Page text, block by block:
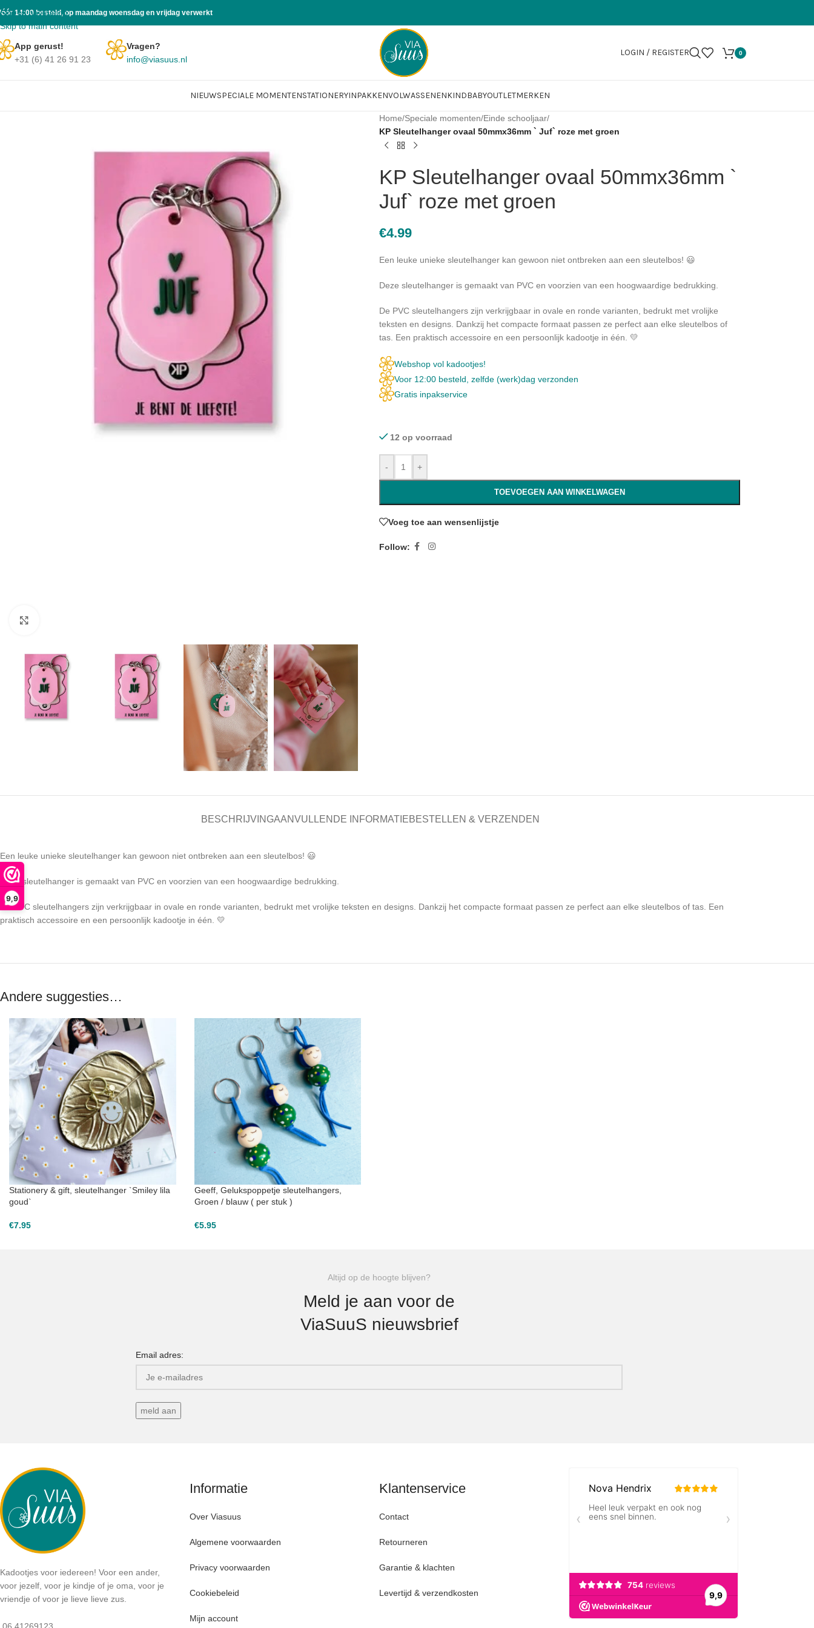
9,9
Skip to navigation
Skip to main content
14:00 besteld, op maandag woensdag en vrijdag verwerkt
App gerust!
+31 (6) 41 26 91 23
Vragen?
info@viasuus.nl
LOGIN / REGISTER 0
NIEUWSPECIALE MOMENTENSTATIONERYINPAKKENVOLWASSENENKINDBABYOUTLETMERKEN
Home/Speciale momenten/Einde schooljaar/
KP Sleutelhanger ovaal 50mmx36mm ` Juf` roze met groen
KP Sleutelhanger ovaal 50mmx36mm `
Juf` roze met groen
€4.99
Een leuke unieke sleutelhanger kan gewoon niet ontbreken aan een sleutelbos! 😃
Deze sleutelhanger is gemaakt van PVC en voorzien van een hoogwaardige bedrukking.
De PVC sleutelhangers zijn verkrijgbaar in ovale en ronde varianten, bedrukt met vrolijke
teksten en designs. Dankzij het compacte formaat passen ze perfect aan elke sleutelbos of
tas. Een praktisch accessoire en een persoonlijk kadootje in één. 💛
Webshop vol kadootjes!
Voor 12:00 besteld, zelfde (werk)dag verzonden
Gratis inpakservice
12 op voorraad
- +
TOEVOEGEN AAN WINKELWAGEN
Voeg toe aan wensenlijstje
Follow:
BESCHRIJVINGAANVULLENDE INFORMATIEBESTELLEN & VERZENDEN
Een leuke unieke sleutelhanger kan gewoon niet ontbreken aan een sleutelbos! 😃
Deze sleutelhanger is gemaakt van PVC en voorzien van een hoogwaardige bedrukking.
De PVC sleutelhangers zijn verkrijgbaar in ovale en ronde varianten, bedrukt met vrolijke teksten en designs. Dankzij het compacte formaat passen ze perfect aan elke sleutelbos of tas. Een
praktisch accessoire en een persoonlijk kadootje in één. 💛
Andere suggesties…
Stationery & gift, sleutelhanger `Smiley lila
goud`
€7.95
Geeff, Gelukspoppetje sleutelhangers,
Groen / blauw ( per stuk )
€5.95
Altijd op de hoogte blijven?
Meld je aan voor de
ViaSuuS nieuwsbrief
Email adres:
Kadootjes voor iedereen! Voor een ander,
voor jezelf, voor je kindje of je oma, voor je
vriendje of voor je lieve lieve zus.
Informatie
Over Viasuus
Algemene voorwaarden
Privacy voorwaarden
Cookiebeleid
Mijn account
Klantenservice
Contact
Retourneren
Garantie & klachten
Levertijd & verzendkosten